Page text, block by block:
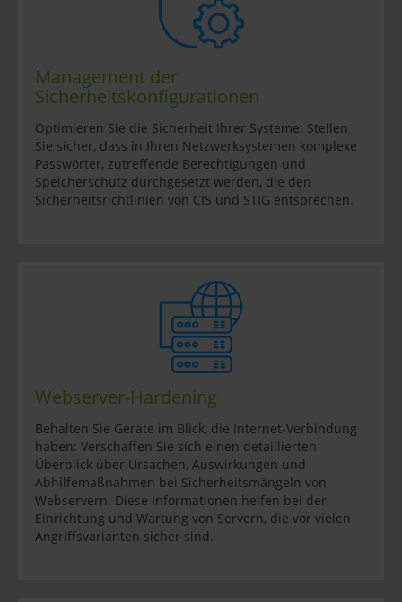
Management der
Sicherheitskonfigurationen
Optimieren Sie die Sicherheit Ihrer Systeme: Stellen
Sie sicher, dass in Ihren Netzwerksystemen komplexe
Passwörter, zutreffende Berechtigungen und
Speicherschutz durchgesetzt werden, die den
Sicherheitsrichtlinien von CIS und STIG entsprechen.
Webserver-Hardening
Behalten Sie Geräte im Blick, die Internet-Verbindung
haben: Verschaffen Sie sich einen detaillierten
Überblick über Ursachen, Auswirkungen und
Abhilfemaßnahmen bei Sicherheitsmängeln von
Webservern. Diese Informationen helfen bei der
Einrichtung und Wartung von Servern, die vor vielen
Angriffsvarianten sicher sind.